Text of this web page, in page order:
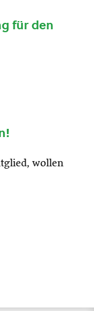
für den
wollen